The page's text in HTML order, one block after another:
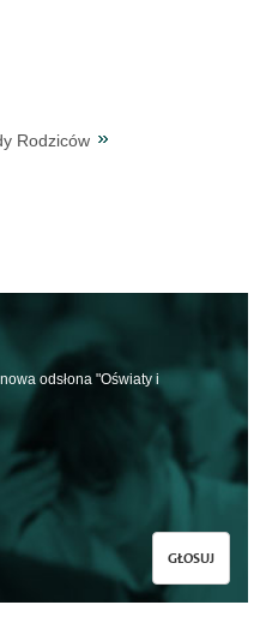
Rodziców
odsłona "Oświaty i
GŁOSUJ